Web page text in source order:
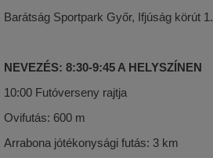
Barátság Sportpark Győr, Ifjúság körút 1.
NEVEZÉS: 8:30-9:45 A HELYSZÍNEN
10:00 Futóverseny rajtja
Ovifutás: 600 m
Arrabona jótékonysági futás: 3 km